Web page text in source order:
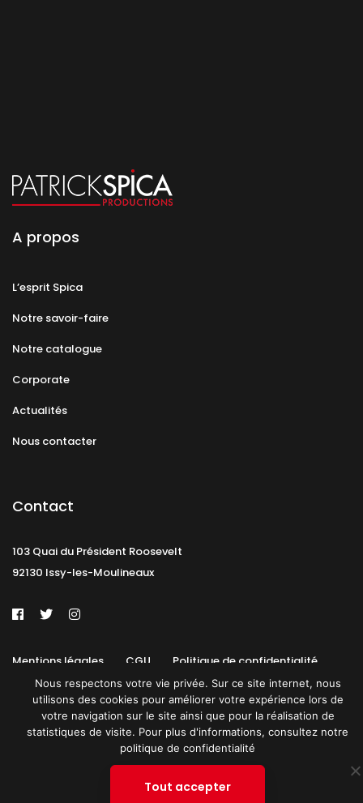
A propos
L’esprit Spica
Notre savoir-faire
Notre catalogue
Corporate
Actualités
Nous contacter
Contact
103 Quai du Président Roosevelt
92130 Issy-les-Moulineaux
Mentions légales CGU Politique de confidentialité
Plan du site
© 2019 PATRICK SPICA PRODUCTIONS. Tous droits réservés.
Nous respectons votre vie privée. Sur ce site internet, nous
utilisons des cookies pour améliorer votre expérience lors de
votre navigation sur le site ainsi que pour la réalisation de
statistiques de visite. Pour plus d'informations, consultez notre
politique de confidentialité
Tout accepter